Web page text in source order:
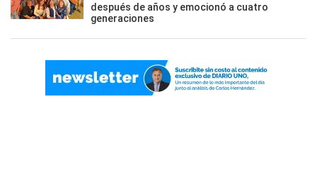
después de años y emocionó a cuatro
generaciones